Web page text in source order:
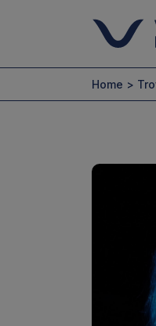
Home >